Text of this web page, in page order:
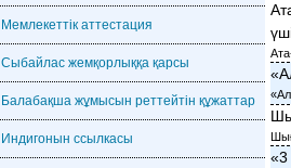
Мемлекеттік аттестация
Сыбайлас жемқорлыққа қарсы
Балабақша жұмысын реттейтін құжаттар
Индигонын ссылкасы
«3